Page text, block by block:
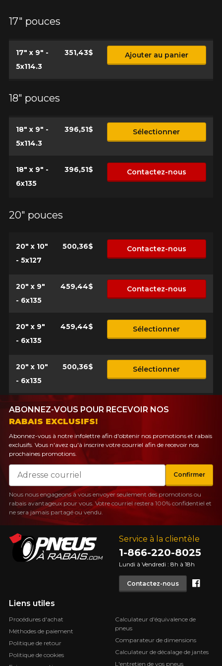
17" pouces
17" x 9" -
5x114.3
351,43$ Ajouter au panier
18" pouces
18" x 9" -
5x114.3
396,51$ Sélectionner
18" x 9" -
6x135
396,51$ Contactez-nous
20" pouces
20" x 10"
- 5x127
500,36$ Contactez-nous
20" x 9"
- 6x135
459,44$ Contactez-nous
20" x 9"
- 6x135
459,44$ Sélectionner
20" x 10"
- 6x135
500,36$ Sélectionner
Service à la clientèle
1-866-220-8025
Lundi à Vendredi : 8h à 18h
Contactez-nous
Liens utiles
Procédures d'achat
Méthodes de paiement
Politique de retour
Politique de cookies
Calculateur d'équivalence de
pneus
Comparateur de dimensions
Calculateur de décalage de jantes
L'entretien de vos pneus
ABONNEZ-VOUS POUR RECEVOIR NOS
RABAIS EXCLUSIFS!
Abonnez-vous à notre infolettre afin d'obtenir nos promotions et rabais
exclusifs. Vous n'avez qu'à inscrire votre courriel afin de recevoir nos
prochaines promotions.
Courriel
Confirmer
Nous nous engageons à vous envoyer seulement des promotions ou
rabais avantageux pour vous. Votre courriel restera 100% confidentiel et
ne sera jamais partagé ou vendu.